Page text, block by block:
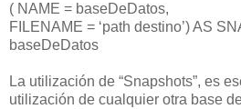
( NAME = baseDeDatos,
FILENAME = ‘path destino’) AS
baseDeDatos
La utilización de “Snapshots”, es
utilización de cualquier otra base